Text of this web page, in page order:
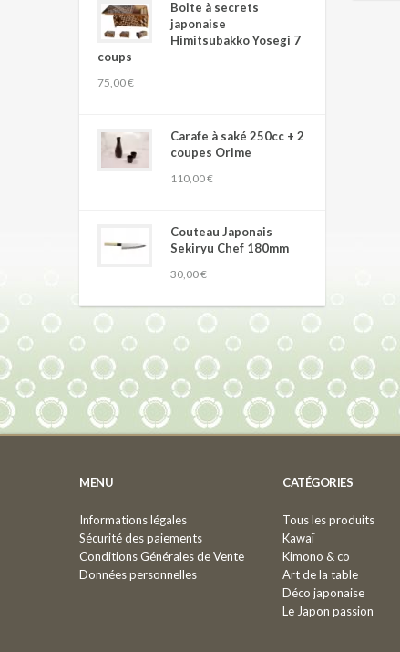
Boite à secrets
japonaise
Himitsubakko Yosegi 7
coups
75,00 €
Carafe à saké 250cc + 2
coupes Orime
110,00 €
Couteau Japonais
Sekiryu Chef 180mm
30,00 €
MENU
Informations légales
Sécurité des paiements
Conditions Générales de Vente
Données personnelles
CATÉGORIES
Tous les produits
Kawaï
Kimono & co
Art de la table
Déco japonaise
Le Japon passion